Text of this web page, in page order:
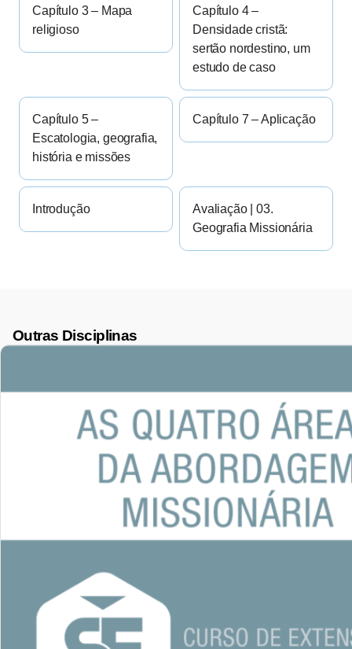
Capítulo 3 – Mapa
religioso
Capítulo 4 –
Densidade cristã:
sertão nordestino, um
estudo de caso
Capítulo 5 –
Escatologia, geografia,
história e missões
Capítulo 7 – Aplicação
Introdução
Avaliação | 03.
Geografia Missionária
Outras Disciplinas